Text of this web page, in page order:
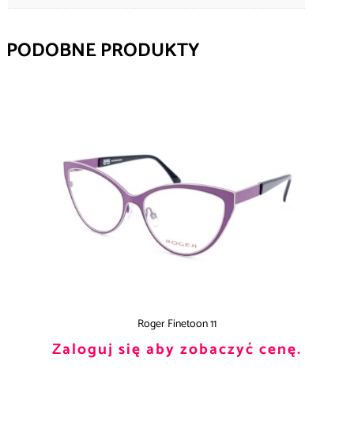
PODOBNE PRODUKTY
Roger Finetoon 11
Zaloguj się aby zobaczyć cenę.